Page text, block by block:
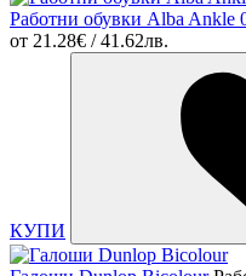
Работни обувки Alba Ankle
от 21.28€ / 41.62лв.
КУПИ